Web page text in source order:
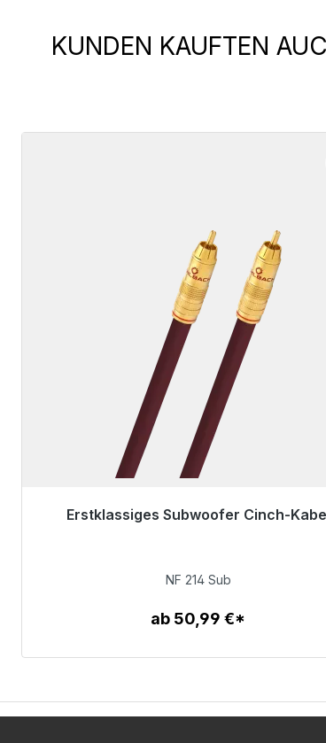
KUNDEN KAUFTEN
Erstklassiges Subwoofer Cinch-
94,00 €
NF 214 Sub
ab 50,99 €*